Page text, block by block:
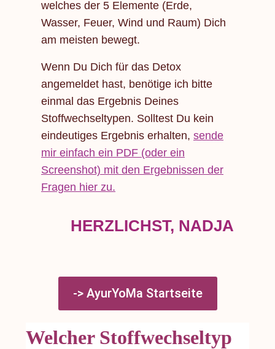
welches der 5 Elemente (Erde,
Wasser, Feuer, Wind und Raum) Dich
am meisten bewegt.
Wenn Du Dich für das Detox
angemeldet hast, benötige ich bitte
einmal das Ergebnis Deines
Stoffwechseltypen. Solltest Du kein
eindeutiges Ergebnis erhalten, sende
mir einfach ein PDF (oder ein
Screenshot) mit den Ergebnissen der
Fragen hier zu.
HERZLICHST, NADJA
-> AyurYoMa Startseite
Welcher Stoffwechseltyp